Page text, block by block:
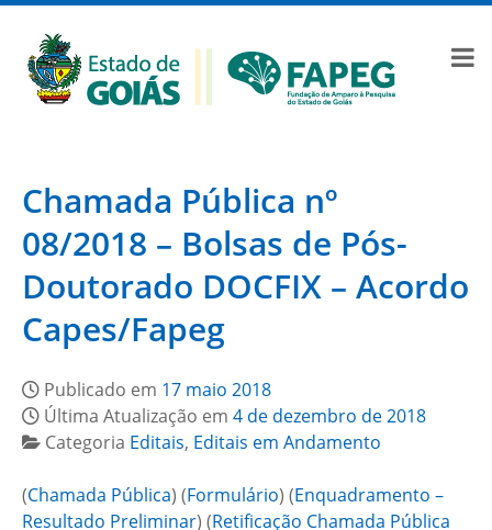
Chamada Pública nº
08/2018 – Bolsas de Pós-
Doutorado DOCFIX – Acordo
Capes/Fapeg
Publicado em 17 maio 2018
Última Atualização em 4 de dezembro de 2018
Categoria Editais, Editais em Andamento
(Chamada Pública) (Formulário) (Enquadramento –
Resultado Preliminar) (Retificação Chamada Pública